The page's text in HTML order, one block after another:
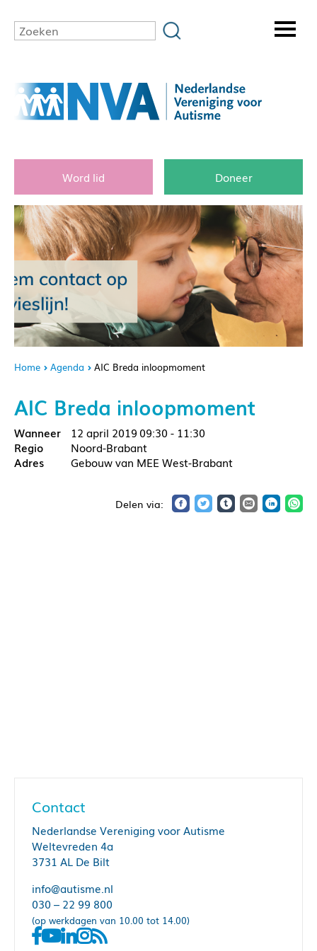
Word lid Doneer
Home Agenda AIC Breda inloopmoment
AIC Breda inloopmoment
12 april 2019 09:30 - 11:30
Noord-Brabant
Gebouw van MEE West-Brabant
Contact
Nederlandse Vereniging voor Autisme
Weltevreden 4a
3731 AL De Bilt
info@autisme.nl
030 – 22 99 800
(op werkdagen van 10.00 tot 14.00)